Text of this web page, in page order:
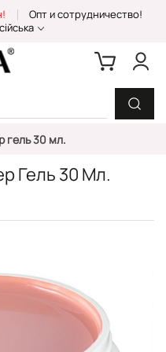
Опт и сотрудничество!
гель 30 мл.
Гель 30 Мл.